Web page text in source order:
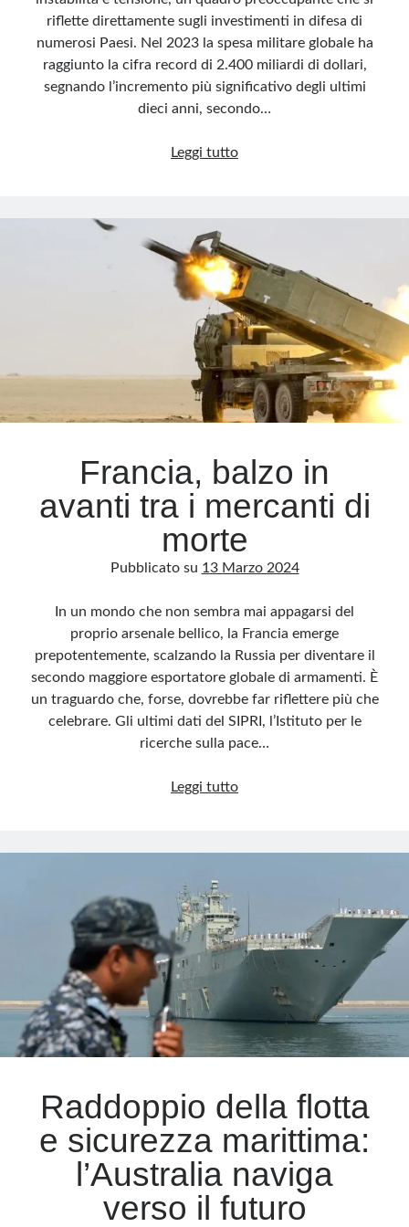
riflette direttamente sugli investimenti in difesa di
numerosi Paesi. Nel 2023 la spesa militare globale ha
raggiunto la cifra record di 2.400 miliardi di dollari,
segnando l’incremento più significativo degli ultimi
dieci anni, secondo…
Leggi tuttoSpesa
inarrestabile
Francia, balzo in
avanti tra i mercanti di
morte
Pubblicato su 13 Marzo 2024
In un mondo che non sembra mai appagarsi del
proprio arsenale bellico, la Francia emerge
prepotentemente, scalzando la Russia per diventare il
secondo maggiore esportatore globale di armamenti. È
un traguardo che, forse, dovrebbe far riflettere più che
celebrare. Gli ultimi dati del SIPRI, l’Istituto per le
ricerche sulla pace…
Leggi tuttoFrancia,
avanti
mercanti
di
morte
Raddoppio della flotta
e sicurezza marittima:
l’Australia naviga
verso il futuro